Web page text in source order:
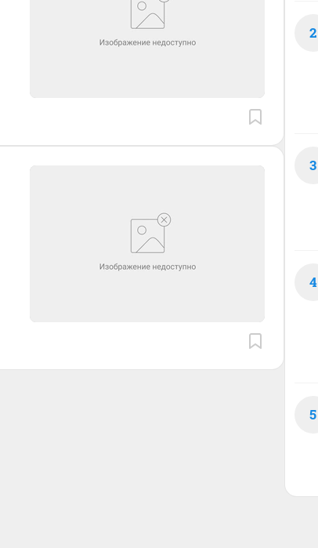
2
3
4
5